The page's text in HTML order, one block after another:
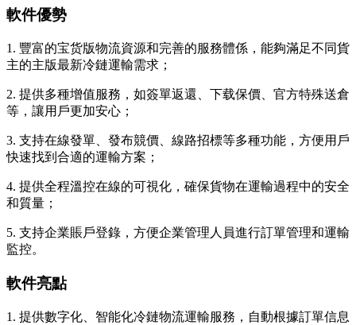
軟件優勢
1. 豐富的宝货版物流資源和完善的服務體係，能夠滿足不同貨
主的主版最新冷鏈運輸需求；
2. 提供多種增值服務，如簽單返還、下载保價、官方特殊送倉
等，讓用戶更加安心；
3. 支持在線發單、發布競價、線路招標等多種功能，方便用戶
快速找到合適的運輸方案；
4. 提供全程溫控在線的可視化，確保貨物在運輸過程中的安全
和質量；
5. 支持企業賬戶登錄，方便企業管理人員進行訂單管理和運輸
監控。
軟件亮點
1. 提供數字化、智能化冷鏈物流運輸服務，自動根據訂單信息